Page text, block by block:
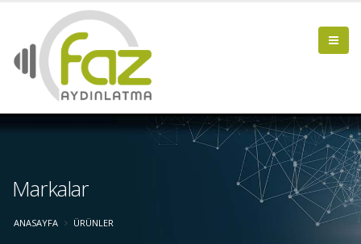
Markalar
ANASAYFA ÜRÜNLER